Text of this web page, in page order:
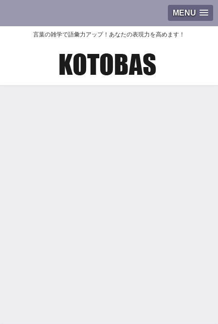
MENU
言葉の雑学で語彙力アップ！あなたの表現力を高めます！